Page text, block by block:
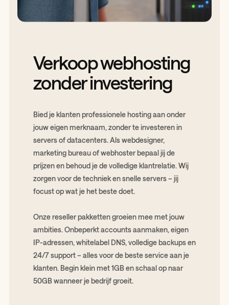
Verkoop webhosting
zonder investering
Bied je klanten professionele hosting aan onder
jouw eigen merknaam, zonder te investeren in
servers of datacenters. Als webdesigner,
marketing bureau of webhoster bepaal jij de
prijzen en behoud je de volledige klantrelatie. Wij
zorgen voor de techniek en snelle servers – jij
focust op wat je het beste doet.
Onze reseller pakketten groeien mee met jouw
ambities. Onbeperkt accounts aanmaken, eigen
IP-adressen, whitelabel DNS, volledige backups en
24/7 support – alles voor de beste service aan je
klanten. Begin klein met 1GB en schaal op naar
50GB wanneer je bedrijf groeit.